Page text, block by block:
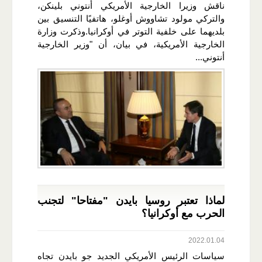
ناقش وزيرا الخارجية الأمريكي أنتوني بلينكن،
والتركي مولود تشاووش أوغلو، هاتفيًا التنسيق بين
بلديهما على خلفية التوتر في أوكرانيا.وذكرت وزارة
الخارجية الأمريكية، في بيان، أن "وزير الخارجية
أنتوني...
لماذا تعتبر روسيا بايدن "مفتاحا" لتجنب
الحرب مع أوكرانيا؟
2022.01.04
سياسات الرئيس الأمريكي الجديد جو بايدن تجاه